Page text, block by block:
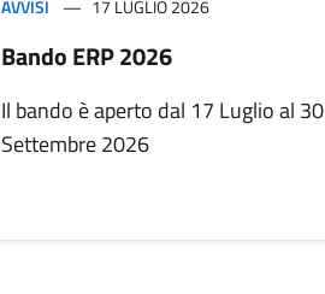
AVVISI 17 LUGLIO 2026
Bando ERP 2026
Il bando è aperto dal 17 Luglio al 30
Settembre 2026